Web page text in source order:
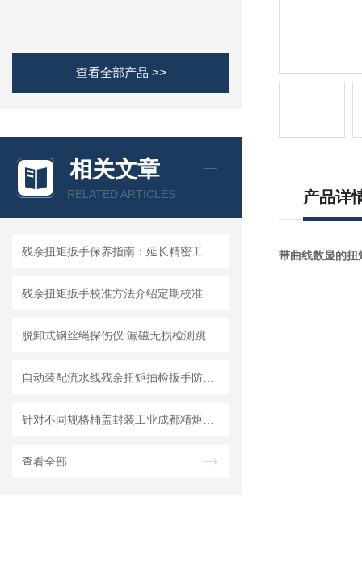
查看全部产品 >>
相关文章
RELATED ARTICLES
查看全部
产品详
带曲线数显的扭